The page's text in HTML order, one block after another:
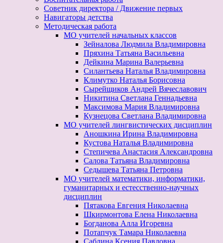
Советник директора / Движение первых
Навигаторы детства
Методическая работа
МО учителей начальных классов
Зейналова Людмила Владимировна
Пряхина Татьяна Васильевна
Дейкина Марина Валерьевна
Силантьева Наталья Владимировна
Климутко Наталья Борисовна
Сырейщиков Андрей Вячеславович
Никитина Светлана Геннадьевна
Максимова Мария Владимировна
Кузнецова Светлана Владимировна
МО учителей лингвистических дисциплин
Аношкина Ирина Владимировна
Кустова Наталья Владимировна
Степичева Анастасия Александровна
Салова Татьяна Владимировна
Седышева Татьяна Петровна
МО учителей математики, информатики,
гуманитарных и естесственно-научных
дисциплин
Пятакова Евгения Николаевна
Шкирмонтова Елена Николаевна
Богданова Алла Игоревна
Потапчук Тамара Николаевна
Саблина Ксения Павловна